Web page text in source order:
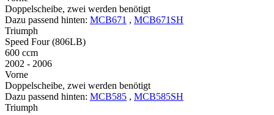
Doppelscheibe, zwei werden benötigt
Dazu passend hinten: MCB671 , MCB671SH
Triumph
Speed Four (806LB)
600 ccm
2002 - 2006
Vorne
Doppelscheibe, zwei werden benötigt
Dazu passend hinten: MCB585 , MCB585SH
Triumph